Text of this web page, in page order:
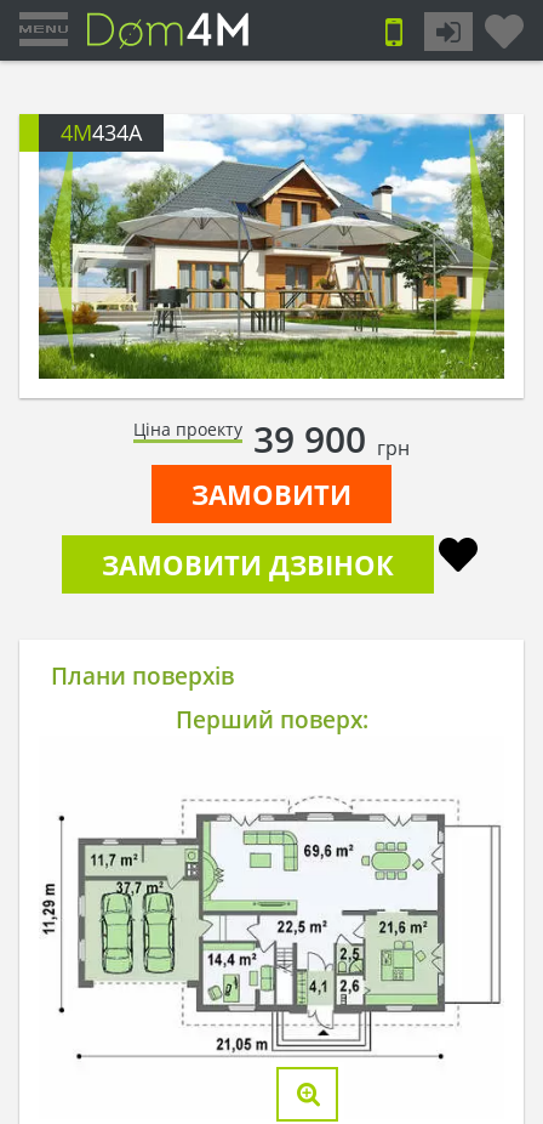
4M434A
Ціна проекту 39 900 грн
ЗАМОВИТИ
ЗАМОВИТИ ДЗВІНОК
Плани поверхів
Перший поверх: